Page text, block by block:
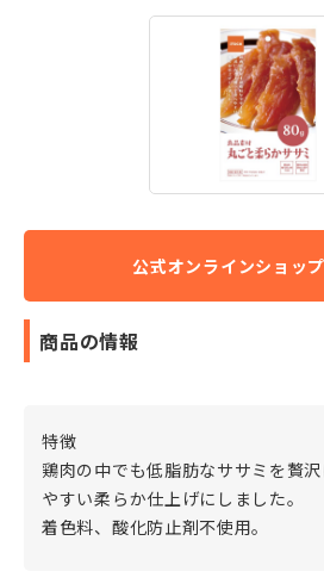
商品の情報
特徴
鶏肉の中でも低脂肪なササミを贅
やすい柔らか仕上げにしました。
着色料、酸化防止剤不使用。